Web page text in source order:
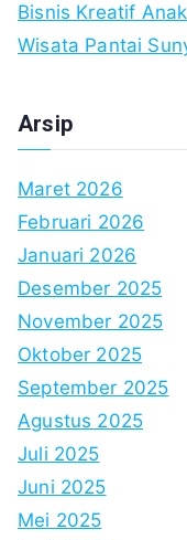
Bisnis Kreatif
Wisata Pantai
Arsip
Maret 2026
Februari 2026
Januari 2026
Desember 2025
November 2025
Oktober 2025
September 2025
Agustus 2025
Juli 2025
Juni 2025
Mei 2025